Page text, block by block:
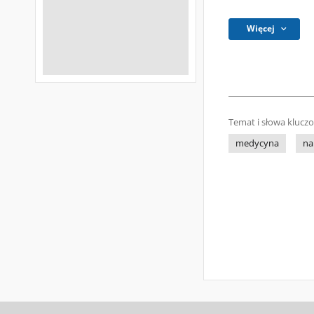
Więcej
Temat i słowa
medycyna